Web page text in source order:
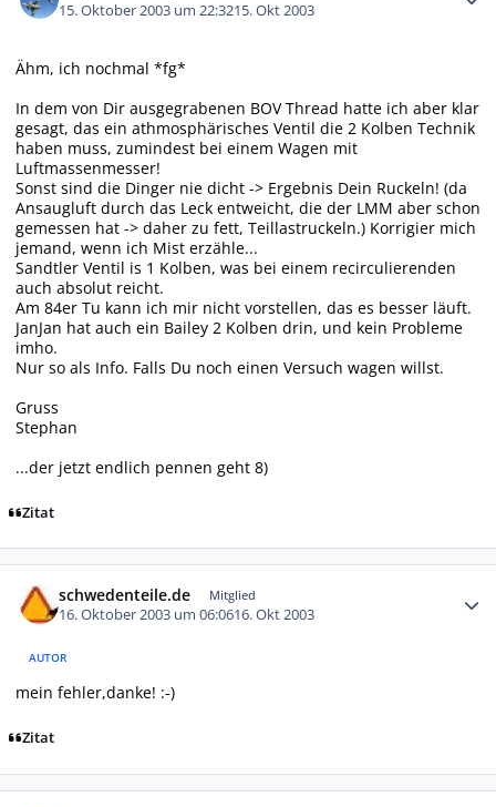
15. Oktober 2003 um 22:3215. Okt 2003
Ähm, ich nochmal *fg*
In dem von Dir ausgegrabenen BOV Thread hatte ich aber klar
gesagt, das ein athmosphärisches Ventil die 2 Kolben Technik
haben muss, zumindest bei einem Wagen mit
Luftmassenmesser!
Sonst sind die Dinger nie dicht -> Ergebnis Dein Ruckeln! (da
Ansaugluft durch das Leck entweicht, die der LMM aber schon
gemessen hat -> daher zu fett, Teillastruckeln.) Korrigier mich
jemand, wenn ich Mist erzähle...
Sandtler Ventil is 1 Kolben, was bei einem recirculierenden
auch absolut reicht.
Am 84er Tu kann ich mir nicht vorstellen, das es besser läuft.
JanJan hat auch ein Bailey 2 Kolben drin, und kein Probleme
imho.
Nur so als Info. Falls Du noch einen Versuch wagen willst.
Gruss
Stephan
...der jetzt endlich pennen geht 8)
Zitat
schwedenteile.de Mitglied
16. Oktober 2003 um 06:0616. Okt 2003
AUTOR
mein fehler,danke! :-)
Zitat